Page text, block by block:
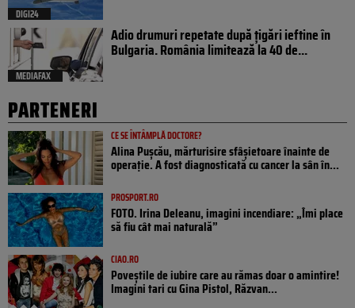
DIGI24
MEDIAFAX
Adio drumuri repetate după țigări ieftine în
Bulgaria. România limitează la 40 de...
PARTENERI
CE SE ÎNTÂMPLĂ DOCTORE?
Alina Pușcău, mărturisire sfâșietoare înainte de
operație. A fost diagnosticată cu cancer la sân în...
PROSPORT.RO
FOTO. Irina Deleanu, imagini incendiare: „Îmi place
să fiu cât mai naturală”
CIAO.RO
Poveştile de iubire care au rămas doar o amintire!
Imagini tari cu Gina Pistol, Răzvan...